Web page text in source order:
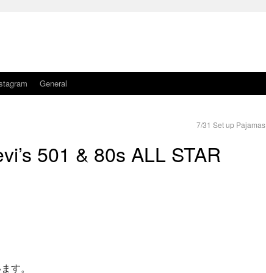
General
7/31 Set up Pajamas
501 & 80s ALL STAR
す。